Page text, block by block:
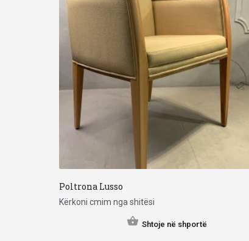
Poltrona Lusso
Kërkoni cmim nga shitësi
Shtoje në shportë